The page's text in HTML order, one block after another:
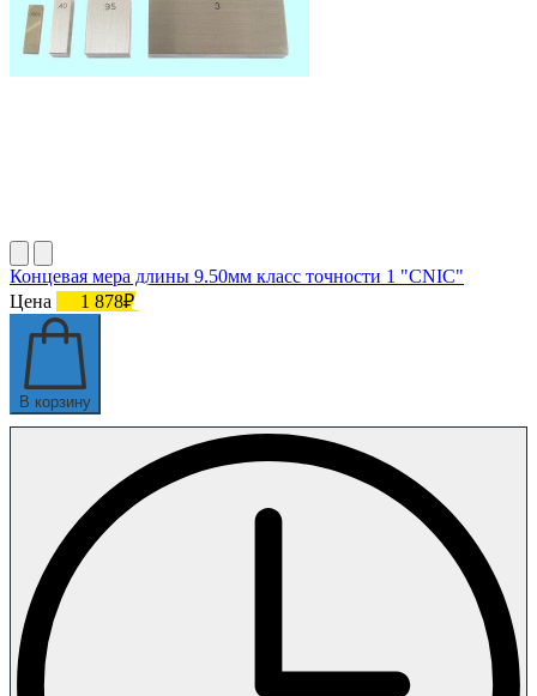
Концевая мера длины 9.50мм класс точности 1 "CNIC"
Цена
1 878₽
В корзину